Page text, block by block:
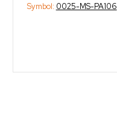
Symbol: 0025-MS-PA106